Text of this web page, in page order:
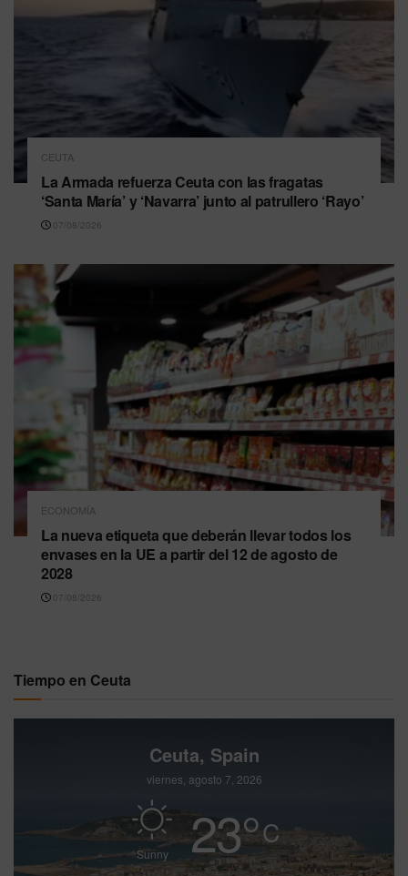
CEUTA
La Armada refuerza Ceuta con las fragatas
‘Santa María’ y ‘Navarra’ junto al patrullero ‘Rayo’
07/08/2026
ECONOMÍA
La nueva etiqueta que deberán llevar todos los
envases en la UE a partir del 12 de agosto de
2028
07/08/2026
Tiempo en Ceuta
Ceuta, Spain
viernes, agosto 7, 2026
Sunny 23°C